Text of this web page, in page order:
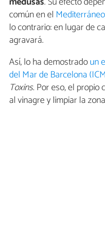
común en el Mediterráneo
lo contrario: en lugar de
agravará.
Así, lo ha demostradoun
del Mar de Barcelona
Toxins. Por eso, el
al vinagre y limpiar la